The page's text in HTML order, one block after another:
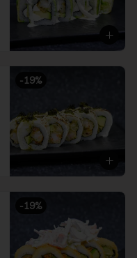
-19%
-19%